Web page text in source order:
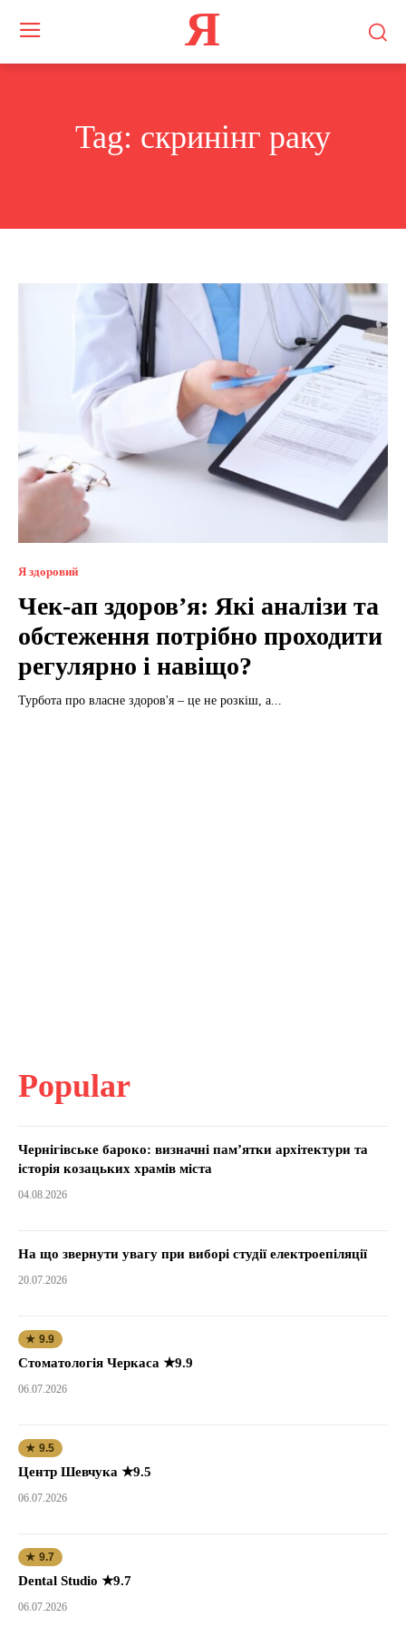
Я
Tag: скринінг раку
Я здоровий
Чек-ап здоров’я: Які аналізи та
обстеження потрібно проходити
регулярно і навіщо?
Турбота про власне здоров'я – це не розкіш, а...
Popular
Чернігівське бароко: визначні пам’ятки архітектури та
історія козацьких храмів міста
04.08.2026
На що звернути увагу при виборі студії електроепіляції
20.07.2026
★ 9.9
Стоматологія Черкаса ★9.9
06.07.2026
★ 9.5
Центр Шевчука ★9.5
06.07.2026
★ 9.7
Dental Studio ★9.7
06.07.2026